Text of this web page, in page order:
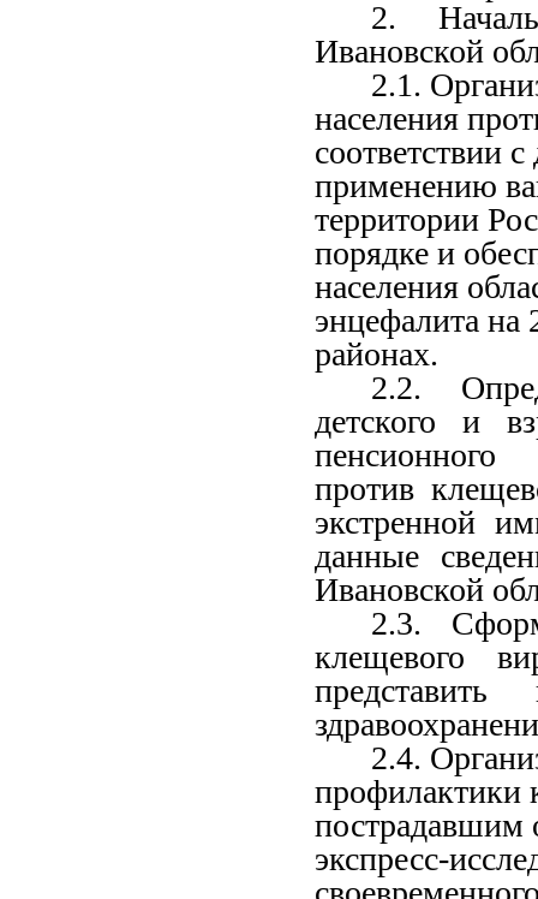
2.
Ивановской
2.1.
населения
соответствии с
применению
территории
порядке и о
населения
энцефалита на
районах.
2.2.
детского и
против
экстренной
данные
Ивановской
2.3.
клещевого
2.4.
профилактики
пострадавшим
экспресс-